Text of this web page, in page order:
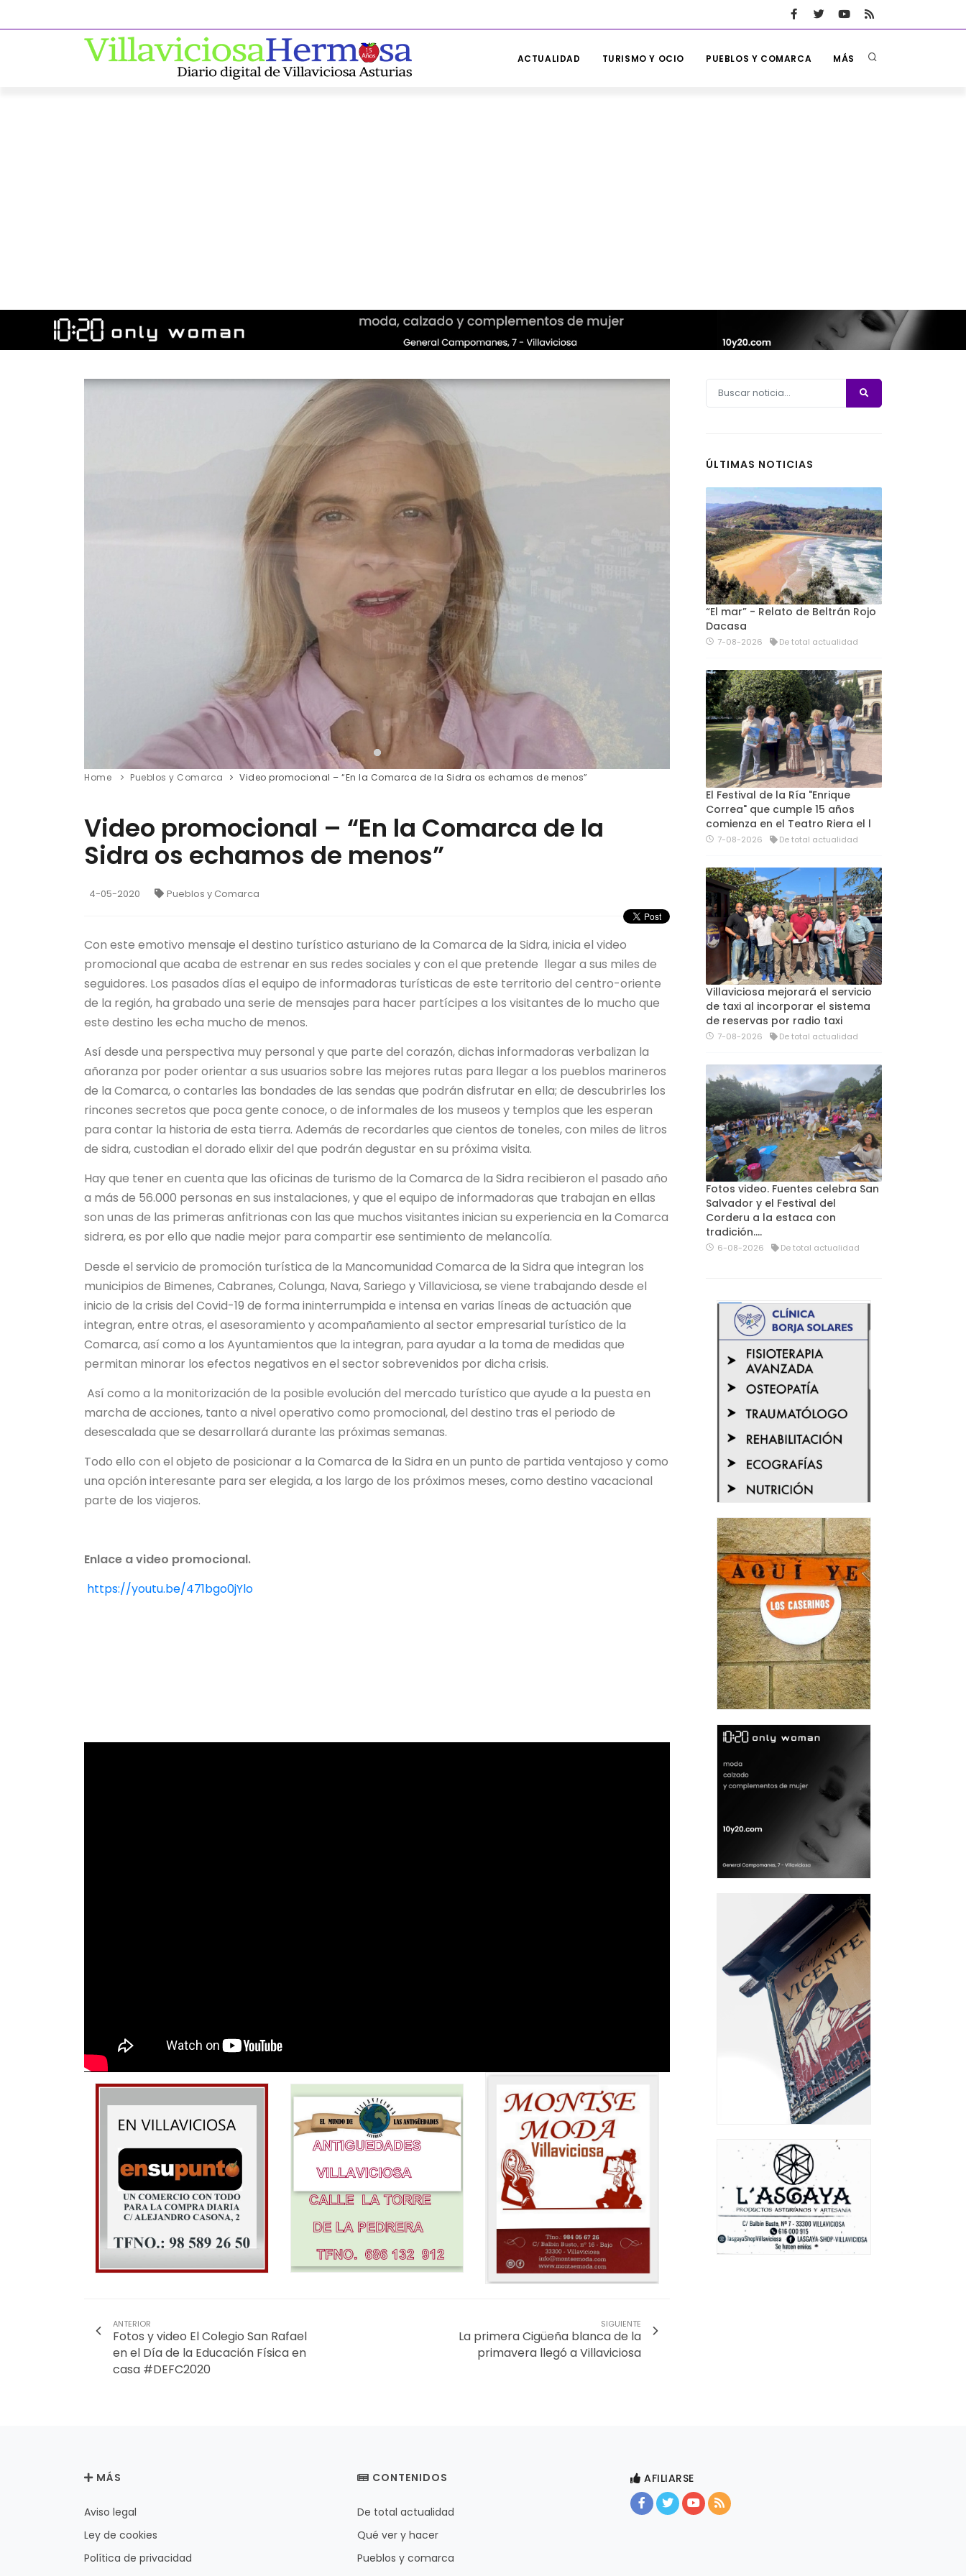
ACTUALIDAD TURISMO Y OCIO PUEBLOS Y COMARCA MÁS
Home Pueblos y Comarca Video promocional – “En la Comarca de la Sidra os echamos de menos”
Video promocional – “En la Comarca de la
Sidra os echamos de menos”
4-05-2020 Pueblos y Comarca
Con este emotivo mensaje el destino turístico asturiano de la Comarca de la Sidra, inicia el video
promocional que acaba de estrenar en sus redes sociales y con el que pretende llegar a sus miles de
seguidores. Los pasados días el equipo de informadoras turísticas de este territorio del centro-oriente
de la región, ha grabado una serie de mensajes para hacer partícipes a los visitantes de lo mucho que
este destino les echa mucho de menos.
Así desde una perspectiva muy personal y que parte del corazón, dichas informadoras verbalizan la
añoranza por poder orientar a sus usuarios sobre las mejores rutas para llegar a los pueblos marineros
de la Comarca, o contarles las bondades de las sendas que podrán disfrutar en ella; de descubrirles los
rincones secretos que poca gente conoce, o de informales de los museos y templos que les esperan
para contar la historia de esta tierra. Además de recordarles que cientos de toneles, con miles de litros
de sidra, custodian el dorado elixir del que podrán degustar en su próxima visita.
Hay que tener en cuenta que las oficinas de turismo de la Comarca de la Sidra recibieron el pasado año
a más de 56.000 personas en sus instalaciones, y que el equipo de informadoras que trabajan en ellas
son unas de las primeras anfitrionas con las que muchos visitantes inician su experiencia en la Comarca
sidrera, es por ello que nadie mejor para compartir ese sentimiento de melancolía.
Desde el servicio de promoción turística de la Mancomunidad Comarca de la Sidra que integran los
municipios de Bimenes, Cabranes, Colunga, Nava, Sariego y Villaviciosa, se viene trabajando desde el
inicio de la crisis del Covid-19 de forma ininterrumpida e intensa en varias líneas de actuación que
integran, entre otras, el asesoramiento y acompañamiento al sector empresarial turístico de la
Comarca, así como a los Ayuntamientos que la integran, para ayudar a la toma de medidas que
permitan minorar los efectos negativos en el sector sobrevenidos por dicha crisis.
Así como a la monitorización de la posible evolución del mercado turístico que ayude a la puesta en
marcha de acciones, tanto a nivel operativo como promocional, del destino tras el periodo de
desescalada que se desarrollará durante las próximas semanas.
Todo ello con el objeto de posicionar a la Comarca de la Sidra en un punto de partida ventajoso y como
una opción interesante para ser elegida, a los largo de los próximos meses, como destino vacacional
parte de los viajeros.
Enlace a video promocional.
https://youtu.be/471bgo0jYlo
ANTERIOR
Fotos y video El Colegio San Rafael
en el Día de la Educación Física en
casa #DEFC2020
SIGUIENTE
La primera Cigüeña blanca de la
primavera llegó a Villaviciosa
ÚLTIMAS NOTICIAS
“El mar” - Relato de Beltrán Rojo
Dacasa
7-08-2026 De total actualidad
El Festival de la Ría "Enrique
Correa" que cumple 15 años
comienza en el Teatro Riera el l
7-08-2026 De total actualidad
Villaviciosa mejorará el servicio
de taxi al incorporar el sistema
de reservas por radio taxi
7-08-2026 De total actualidad
Fotos video. Fuentes celebra San
Salvador y el Festival del
Corderu a la estaca con
tradición....
6-08-2026 De total actualidad
MÁS
Aviso legal
Ley de cookies
Política de privacidad
CONTENIDOS
De total actualidad
Qué ver y hacer
Pueblos y comarca
AFILIARSE